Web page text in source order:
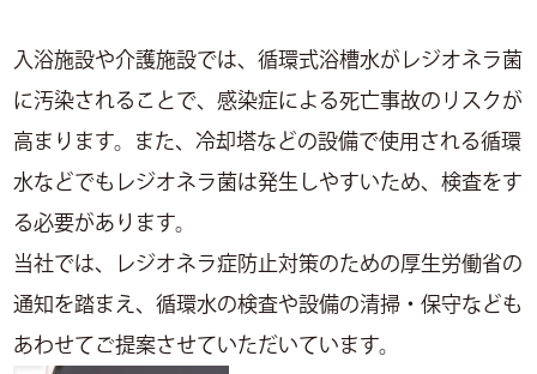
入浴施設や介護施設では、循環式浴槽水がレジオネラ菌
に汚染されることで、感染症による死亡事故のリスクが
高まります。また、冷却塔などの設備で使用される循環
水などでもレジオネラ菌は発生しやすいため、検査をす
る必要があります。
当社では、レジオネラ症防止対策のための厚生労働省の
通知を踏まえ、循環水の検査や設備の清掃・保守なども
あわせてご提案させていただいています。